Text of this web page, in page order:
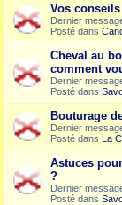
Vos
Dernier
Posté dans
Cheval au
comment
Dernier
Posté dans
Bouturage
Dernier
Posté dans La
Astuces
?
Dernier
Posté dans